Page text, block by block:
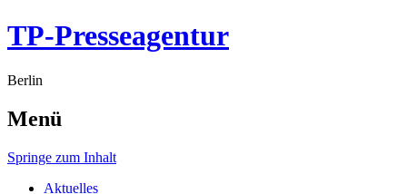
TP-Presseagentur
Berlin
Menü
Springe zum Inhalt
Aktuelles